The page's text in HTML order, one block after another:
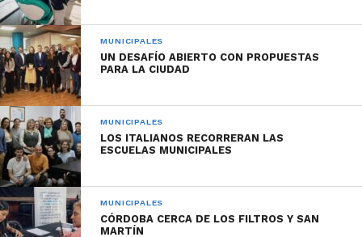
establecimientos educativos.
MUNICIPALES
UN DESAFÍO ABIERTO CON PROPUESTAS
PARA LA CIUDAD
MUNICIPALES
LOS ITALIANOS RECORRERAN LAS
ESCUELAS MUNICIPALES
MUNICIPALES
CÓRDOBA CERCA DE LOS FILTROS Y SAN
MARTÍN